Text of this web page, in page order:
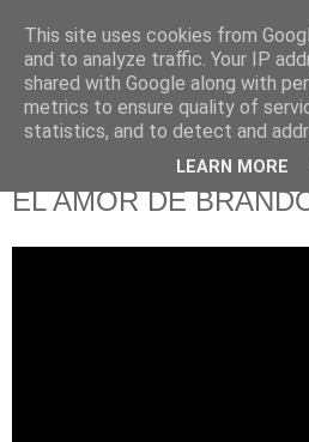
domingo, 9 de diciembre de
EL AMOR DE
This site uses cookies from
and to analyze traffic. Your IP
shared with Google along with
metrics to ensure quality of
statistics, and to detect and
LEARN MORE